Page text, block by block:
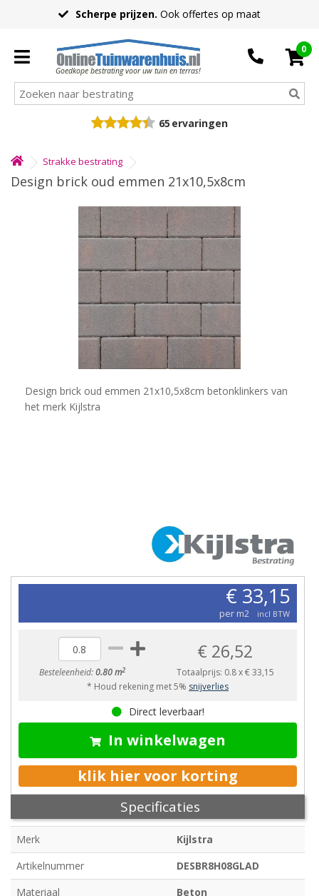
Scherpe prijzen. Ook offertes op maat
Goedkope bestrating voor uw tuin en terras!
0
65 ervaringen
Strakke bestrating
Design brick oud emmen 21x10,5x8cm
Design brick oud emmen 21x10,5x8cm betonklinkers van
het merk ​Kijlstra
€ 33,15
per m2 incl BTW
Besteleenheid:0.80 m2
€ 26,52
Totaalprijs: 0.8x€ 33,15
* Houd rekening met 5% snijverlies
Direct leverbaar!
In winkelwagen
klik hier voor korting
Specificaties
Merk
Kijlstra
Artikelnummer
DESBR8H08GLAD
Materiaal
Beton